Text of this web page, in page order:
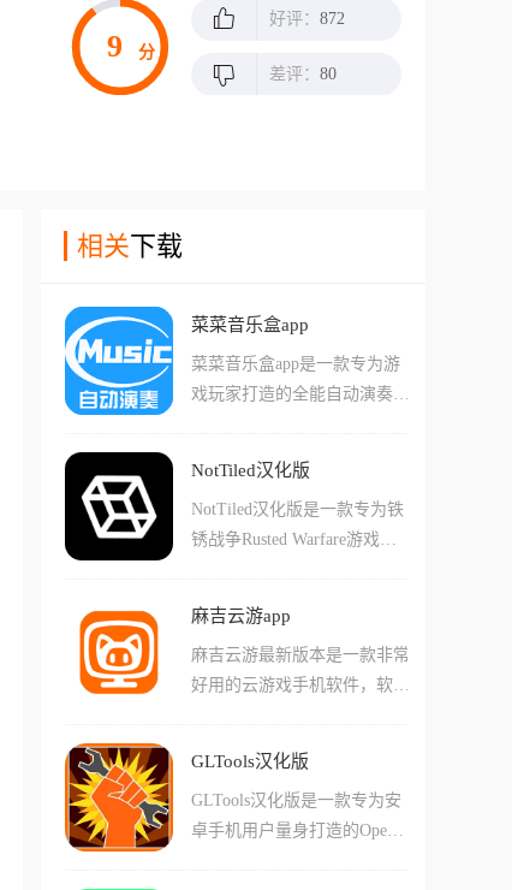
9 分
好评： 872
差评： 80
相关下载
菜菜音乐盒app
菜菜音乐盒app是一款专为游
戏玩家打造的全能自动演奏辅
等多款热门游戏,玩家可以通
过它实现自动演奏、自定义编
谱等功能。这款应用内置海量
流行、轻音乐、欧美等多种类
下导入MIDI/SkyStudio/自定义
脚本等,帮助玩家自动完成游
巧不占内存,支持屏幕单点点
戏乐器秒变节奏大师。除此之
NotTiled汉化版
NotTiled汉化版是一款专为铁
锈战争Rusted Warfare游戏设
费且开源的工具。支持多种地
图文件格式，主要用于创建和
编辑.tmx地图文件，可将地图
式。提供丰富的自定义功能包
地块信息，以及创建像素图像
动画和音乐等多种功能。适用
麻吉云游app
麻吉云游最新版本是一款非常
好用的云游戏手机软件，软件
打造，使用这款软件用户可以
直接游玩各种3A大作，不管
是手游还是端游，软件中的游
GLTools汉化版
GLTools汉化版是一款专为安
卓手机用户量身打造的OpenG